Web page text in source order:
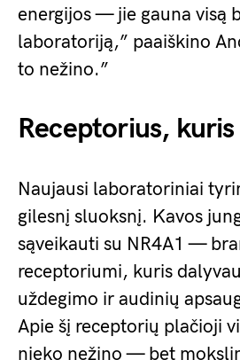
energijos — jie gauna visą
laboratoriją,” paaiškino
to nežino.”
Receptorius,
Naujausi laboratoriniai
gilesnį sluoksnį. Kavos
sąveikauti su NR4A1 —
receptoriumi, kuris
uždegimo ir audinių
Apie šį receptorių plačioji
nieko nežino — bet